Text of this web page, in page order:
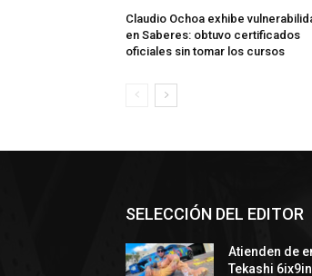
Claudio Ochoa exhibe
en Saberes: obtuvo certificados
oficiales sin tomar los cursos
SELECCIÓN DEL EDITOR
Atienden de
Tekashi